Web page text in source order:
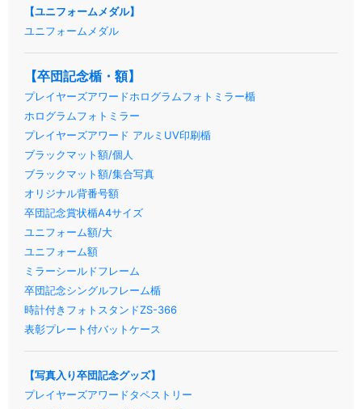
【ユニフォームメダル】
ユニフォームメダル
【卒団記念楯・額】
プレイヤーズアワードホログラムフォトミラー楯
ホログラムフォトミラー
プレイヤーズアワード アルミUV印刷楯
ブラックマット額/個人
ブラックマット額/集合写真
オリジナル背番号額
卒団記念賞状楯A4サイズ
ユニフォーム額/大
ユニフォーム額
ミラーシールドフレーム
卒団記念シングルフレーム楯
時計付きフォトスタンドZS-366
表彰プレート付バットケース
【写真入り卒団記念グッズ】
プレイヤーズアワードタペストリー